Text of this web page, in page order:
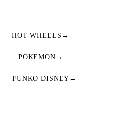
HOT WHEELS →
POKEMON →
FUNKO DISNEY →